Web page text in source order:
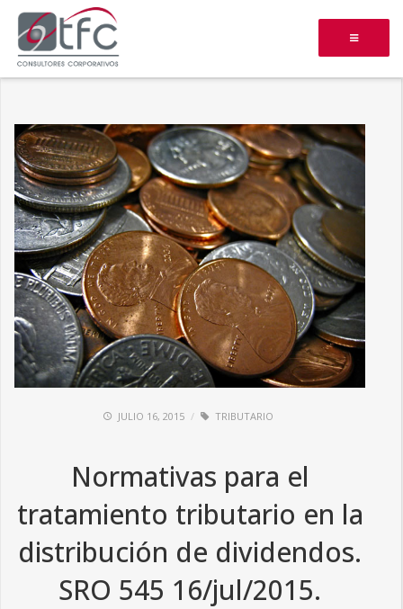
JULIO 16, 2015 TRIBUTARIO
Normativas para el
tratamiento tributario en la
distribución de dividendos.
SRO 545 16/jul/2015.